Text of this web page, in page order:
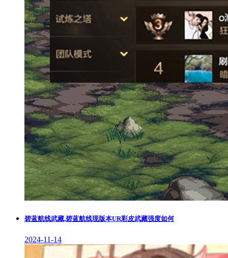
碧蓝航线武藏,碧蓝航线现版本UR彩皮武藏强度如何
2024-11-14